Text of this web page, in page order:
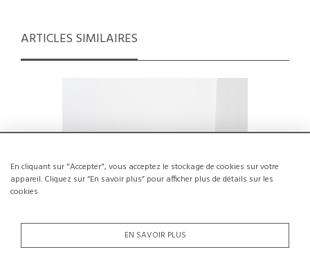
En cliquant sur "Accepter", vous acceptez le stockage de cookies sur votre
appareil. Cliquez sur “En savoir plus” pour afficher plus de détails sur les
cookies
EN SAVOIR PLUS
ARTICLES SIMILAIRES